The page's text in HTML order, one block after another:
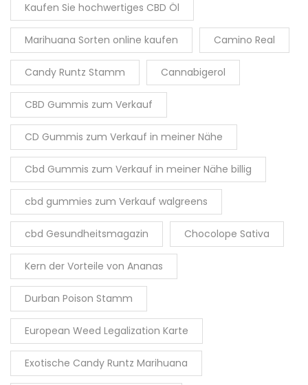
Kaufen Sie hochwertiges CBD Öl
Marihuana Sorten online kaufen Camino Real
Candy Runtz Stamm Cannabigerol
CBD Gummis zum Verkauf
CD Gummis zum Verkauf in meiner Nähe
Cbd Gummis zum Verkauf in meiner Nähe billig
cbd gummies zum Verkauf walgreens
cbd Gesundheitsmagazin Chocolope Sativa
Kern der Vorteile von Ananas
Durban Poison Stamm
European Weed Legalization Karte
Exotische Candy Runtz Marihuana